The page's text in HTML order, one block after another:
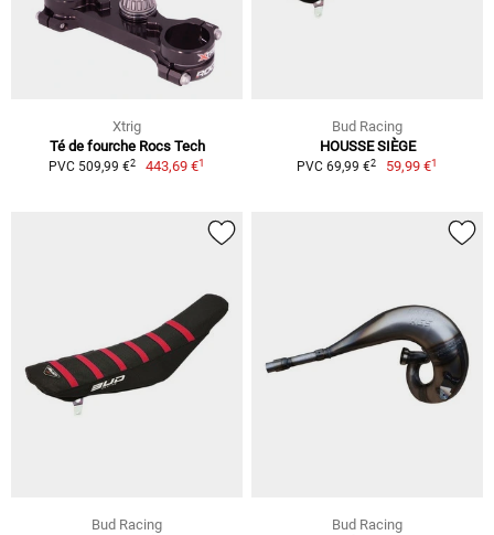
Xtrig
Té de fourche Rocs Tech
PVC 509,99 €2 443,69 €1
Bud Racing
HOUSSE SIÈGE
PVC 69,99 €2 59,99 €1
Bud Racing
Bud Racing